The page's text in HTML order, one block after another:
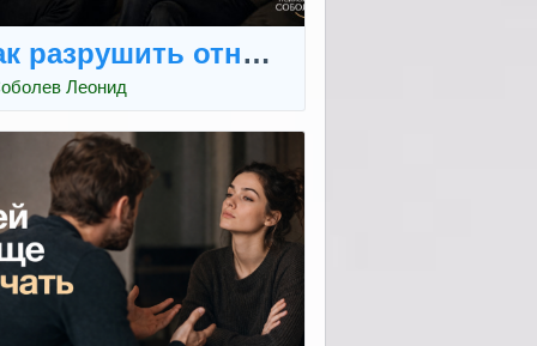
разрушить отношения, не заметив
Леонид